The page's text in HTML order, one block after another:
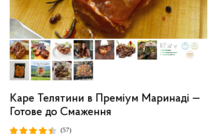
Каре Телятини в Преміум Маринаді —
Готове до Смаження
(57)